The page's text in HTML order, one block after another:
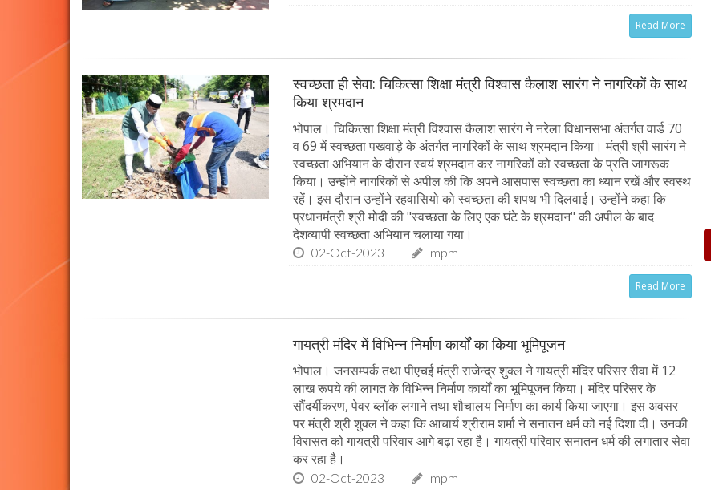
Read More
स्वच्छता ही सेवा: चिकित्सा शिक्षा मंत्री विश्वास कैलाश सारंग ने नागरिकों के साथ
किया श्रमदान
भोपाल। चिकित्सा शिक्षा मंत्री विश्वास कैलाश सारंग ने नरेला विधानसभा अंतर्गत वार्ड 70
व 69 में स्वच्छता पखवाड़े के अंतर्गत नागरिकों के साथ श्रमदान किया। मंत्री श्री सारंग ने
स्वच्छता अभियान के दौरान स्वयं श्रमदान कर नागरिकों को स्वच्छता के प्रति जागरूक
किया। उन्होंने नागरिकों से अपील की कि अपने आसपास स्वच्छता का ध्यान रखें और स्वस्थ
रहें। इस दौरान उन्होंने रहवासियो को स्वच्छता की शपथ भी दिलवाई। उन्होंने कहा कि
प्रधानमंत्री श्री मोदी की "स्वच्छता के लिए एक घंटे के श्रमदान" की अपील के बाद
देशव्यापी स्वच्छता अभियान चलाया गया।
02-Oct-2023 mpm
Read More
गायत्री मंदिर में विभिन्न निर्माण कार्यों का किया भूमिपूजन
भोपाल। जनसम्पर्क तथा पीएचई मंत्री राजेन्द्र शुक्ल ने गायत्री मंदिर परिसर रीवा में 12
लाख रूपये की लागत के विभिन्न निर्माण कार्यों का भूमिपूजन किया। मंदिर परिसर के
सौंदर्यीकरण, पेवर ब्लॉक लगाने तथा शौचालय निर्माण का कार्य किया जाएगा। इस अवसर
पर मंत्री श्री शुक्ल ने कहा कि आचार्य श्रीराम शर्मा ने सनातन धर्म को नई दिशा दी। उनकी
विरासत को गायत्री परिवार आगे बढ़ा रहा है। गायत्री परिवार सनातन धर्म की लगातार सेवा
कर रहा है।
02-Oct-2023 mpm
दो दिनों की छुट्टी एन्जॉय करने के लिए बेहतरीन है दिल्ली के
आसपास बसी ये 4 जगहें
सात ट्रेडिंग सेशन में 9 लाख करोड़ घटा अदाणी समूह का
मार्केट कैप
05-Feb-2023 mp mirror samachar seva